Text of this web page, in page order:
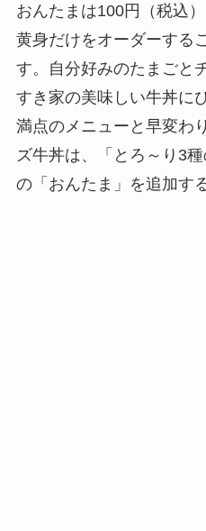
おんたまは100円（税込
黄身だけをオーダーする
す。自分好みのたまごと
すき家の美味しい牛丼に
満点のメニューと早変わ
ズ牛丼は、「とろ～り3
の「おんたま」を追加す